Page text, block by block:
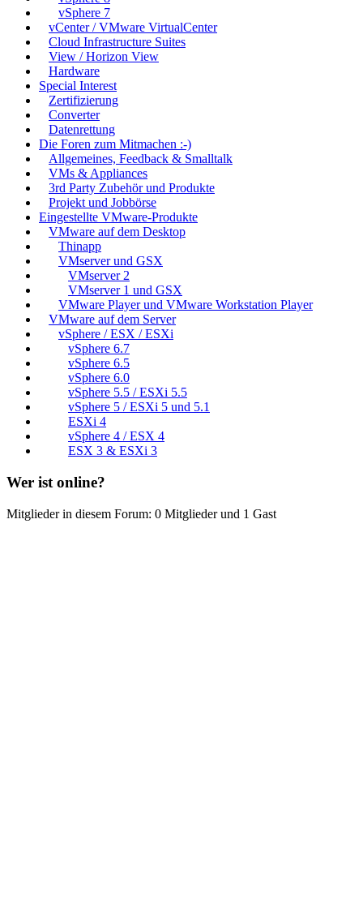
vSphere 7
vCenter / VMware VirtualCenter
Cloud Infrastructure Suites
View / Horizon View
Hardware
Special Interest
Zertifizierung
Converter
Datenrettung
Die Foren zum Mitmachen :-)
Allgemeines, Feedback & Smalltalk
VMs & Appliances
3rd Party Zubehör und Produkte
Projekt und Jobbörse
Eingestellte VMware-Produkte
VMware auf dem Desktop
Thinapp
VMserver und GSX
VMserver 2
VMserver 1 und GSX
VMware Player und VMware Workstation Player
VMware auf dem Server
vSphere / ESX / ESXi
vSphere 6.7
vSphere 6.5
vSphere 6.0
vSphere 5.5 / ESXi 5.5
vSphere 5 / ESXi 5 und 5.1
ESXi 4
vSphere 4 / ESX 4
ESX 3 & ESXi 3
Wer ist online?
Mitglieder in diesem Forum: 0 Mitglieder und 1 Gast